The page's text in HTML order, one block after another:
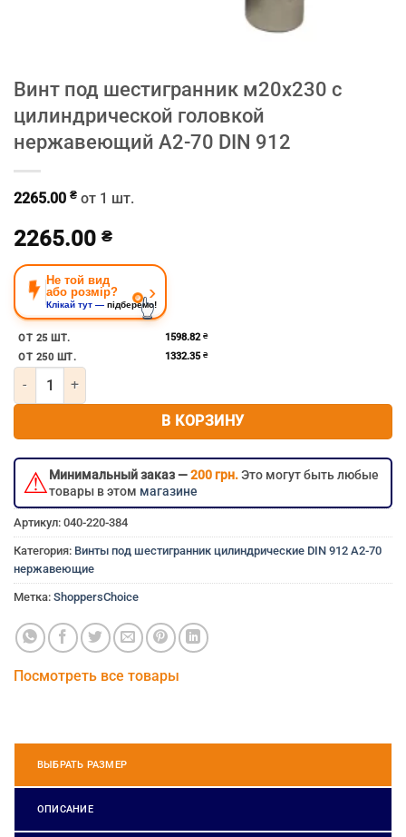
Винт под шестигранник м20х230 с
цилиндрической головкой
нержавеющий A2-70 DIN 912
2265.00 ₴ от 1 шт.
2265.00 ₴
Не той вид
або розмір?
Клікай тут — підберемо!
›
👆
Винт под шестигранник 20мм 20×230 мм 20×230
ОТ 25 ШТ. 1598.82 ₴
ОТ 250 ШТ. 1332.35 ₴
Количество товара Винт под шестигранник м20х230 с
В КОРЗИНУ
⚠Минимальный заказ —200 грн.Это могут быть любые
товары в этом магазине
Артикул: 040-220-384
Категория: Винты под шестигранник цилиндрические DIN 912 A2-70
нержавеющие
Метка: ShoppersChoice
Посмотреть все товары
ВЫБРАТЬ РАЗМЕР
ОПИСАНИЕ